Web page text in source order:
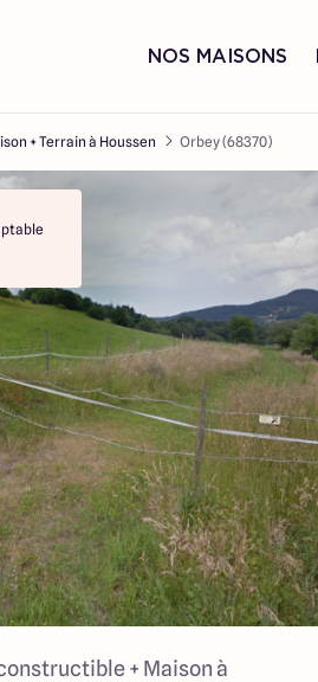
NOS MAISONS
+ Terrain à Houssen Orbey (68370)
+ Maison à